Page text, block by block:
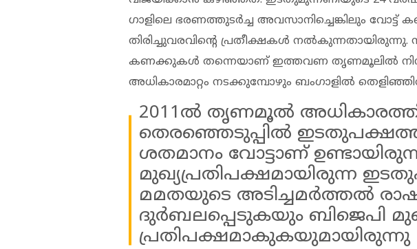
ഗാളിലെ ഭരണത്തുടർച്ച അവസാനിച്ചെങ്കിലും
തിരിച്ചുവരവിൻ്റെ പ്രതീക്ഷകൾ നൽകുന്നതായിരുന്നു.
കണക്കുകൾ തന്നെയാണ് ഇത്തവണ തൃണമൂലിൽ നിന്ന്
അധികാരമാറ്റം നടക്കുമ്പോഴും ബം​ഗാളിൽ
2011ൽ തൃണമൂൽ
തെരഞ്ഞെടുപ്പിൽ
ശതമാനം വോട്ടാണ്
മുഖ്യപ്രതിപക്ഷമായിരുന്ന
മമതയുടെ അടിച്ചമർത്തൽ
ദ‍ുർബലപ്പെടുകയും ബിജെപി
പ്രതിപക്ഷമാകുകയുമായിരുന്നു